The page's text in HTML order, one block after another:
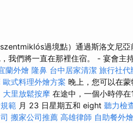
過境點）通過斯洛文尼
我們將一直在那裡住宿。 - 宴會主
蘭外燴 隆鼻 台中居家清潔 旅行社代
歐式料理外燴方案 晚上，您可以在
大里放鬆按摩 在途中，一個小時停
範 月 23 日星期五和 eight 聽力檢
搬家公司推薦 高雄律師 自助餐外燴